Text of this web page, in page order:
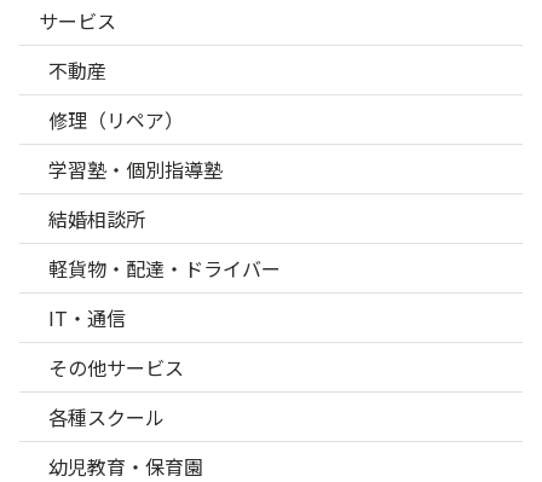
サービス
不動産
修理（リペア）
学習塾・個別指導塾
結婚相談所
軽貨物・配達・ドライバー
IT・通信
その他サービス
各種スクール
幼児教育・保育園